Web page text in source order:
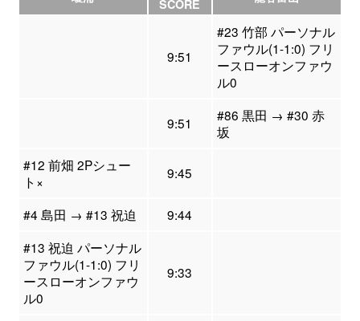
SCORE
9:51
#23 竹部 パーソナル
ファウル(1-1:0) フリ
ースローオンファウ
ル0
9:51
#86 黒田 → #30 赤
坂
#12 前畑 2Pシュー
ト×
9:45
#4 島田 → #13 祝迫
9:44
#13 祝迫 パーソナル
ファウル(1-1:0) フリ
ースローオンファウ
ル0
9:33